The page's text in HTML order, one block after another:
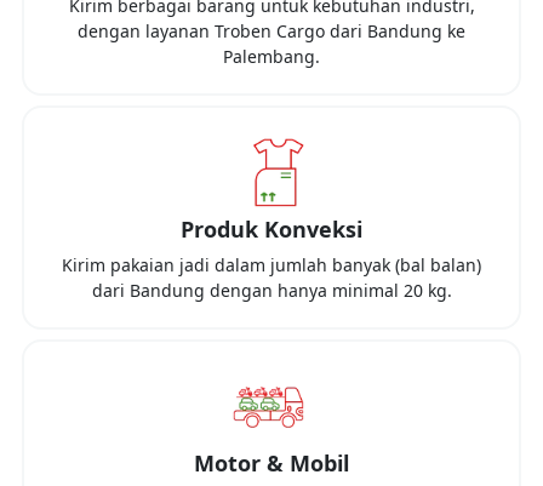
Kirim berbagai barang untuk kebutuhan industri,
dengan layanan Troben Cargo dari Bandung ke
Palembang.
Produk Konveksi
Kirim pakaian jadi dalam jumlah banyak (bal balan)
dari Bandung dengan hanya minimal 20 kg.
Motor & Mobil